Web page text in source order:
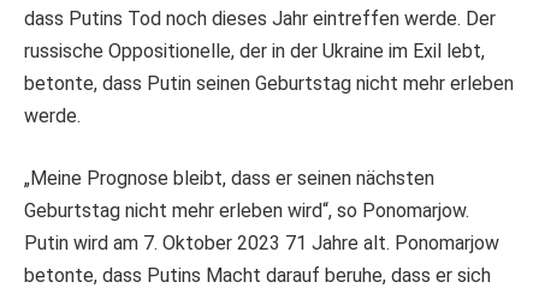
dass Putins Tod noch dieses Jahr eintreffen werde. Der
russische Oppositionelle, der in der Ukraine im Exil lebt,
betonte, dass Putin seinen Geburtstag nicht mehr erleben
werde.
„Meine Prognose bleibt, dass er seinen nächsten
Geburtstag nicht mehr erleben wird“, so Ponomarjow.
Putin wird am 7. Oktober 2023 71 Jahre alt. Ponomarjow
betonte, dass Putins Macht darauf beruhe, dass er sich